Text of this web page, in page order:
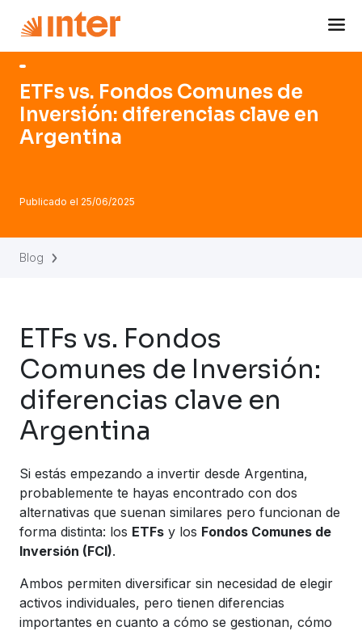
ETFs vs. Fondos Comunes de
Inversión: diferencias clave en
Argentina
Publicado el 25/06/2025
Blog
ETFs vs. Fondos
Comunes de Inversión:
diferencias clave en
Argentina
Si estás empezando a invertir desde Argentina,
probablemente te hayas encontrado con dos
alternativas que suenan similares pero funcionan de
forma distinta: los ETFs y los Fondos Comunes de
Inversión (FCI).
Ambos permiten diversificar sin necesidad de elegir
activos individuales, pero tienen diferencias
importantes en cuanto a cómo se gestionan, cómo
Navigated to ETFs vs. Fondos Comunes de Inversión: